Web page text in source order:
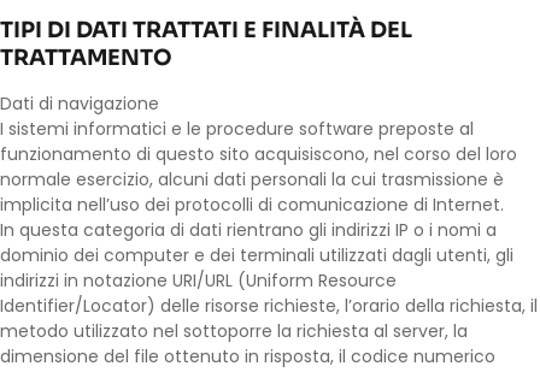
TIPI DI DATI TRATTATI E FINALITÀ DEL
TRATTAMENTO
Dati di navigazione
I sistemi informatici e le procedure software preposte al
funzionamento di questo sito acquisiscono, nel corso del loro
normale esercizio, alcuni dati personali la cui trasmissione è
implicita nell’uso dei protocolli di comunicazione di Internet.
In questa categoria di dati rientrano gli indirizzi IP o i nomi a
dominio dei computer e dei terminali utilizzati dagli utenti, gli
indirizzi in notazione URI/URL (Uniform Resource
Identifier/Locator) delle risorse richieste, l’orario della richiesta, il
metodo utilizzato nel sottoporre la richiesta al server, la
dimensione del file ottenuto in risposta, il codice numerico